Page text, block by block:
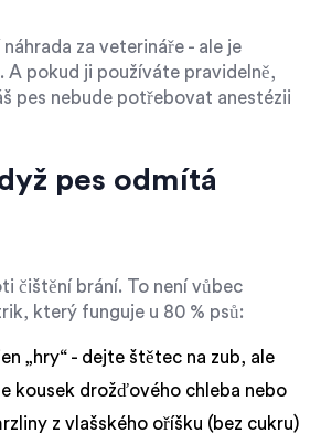
za veterináře - ale je
A pokud ji používáte pravidelně,
pes nebude potřebovat anestézii
pes odmítá
čištění brání. To není vůbec
který funguje u 80 % psů:
„hry“ - dejte štětec na zub, ale
kousek drožďového chleba nebo
z vlašského oříšku (bez cukru)